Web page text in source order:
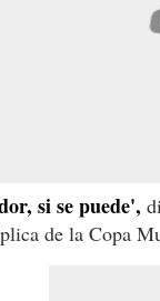
si se puede',
de la Copa